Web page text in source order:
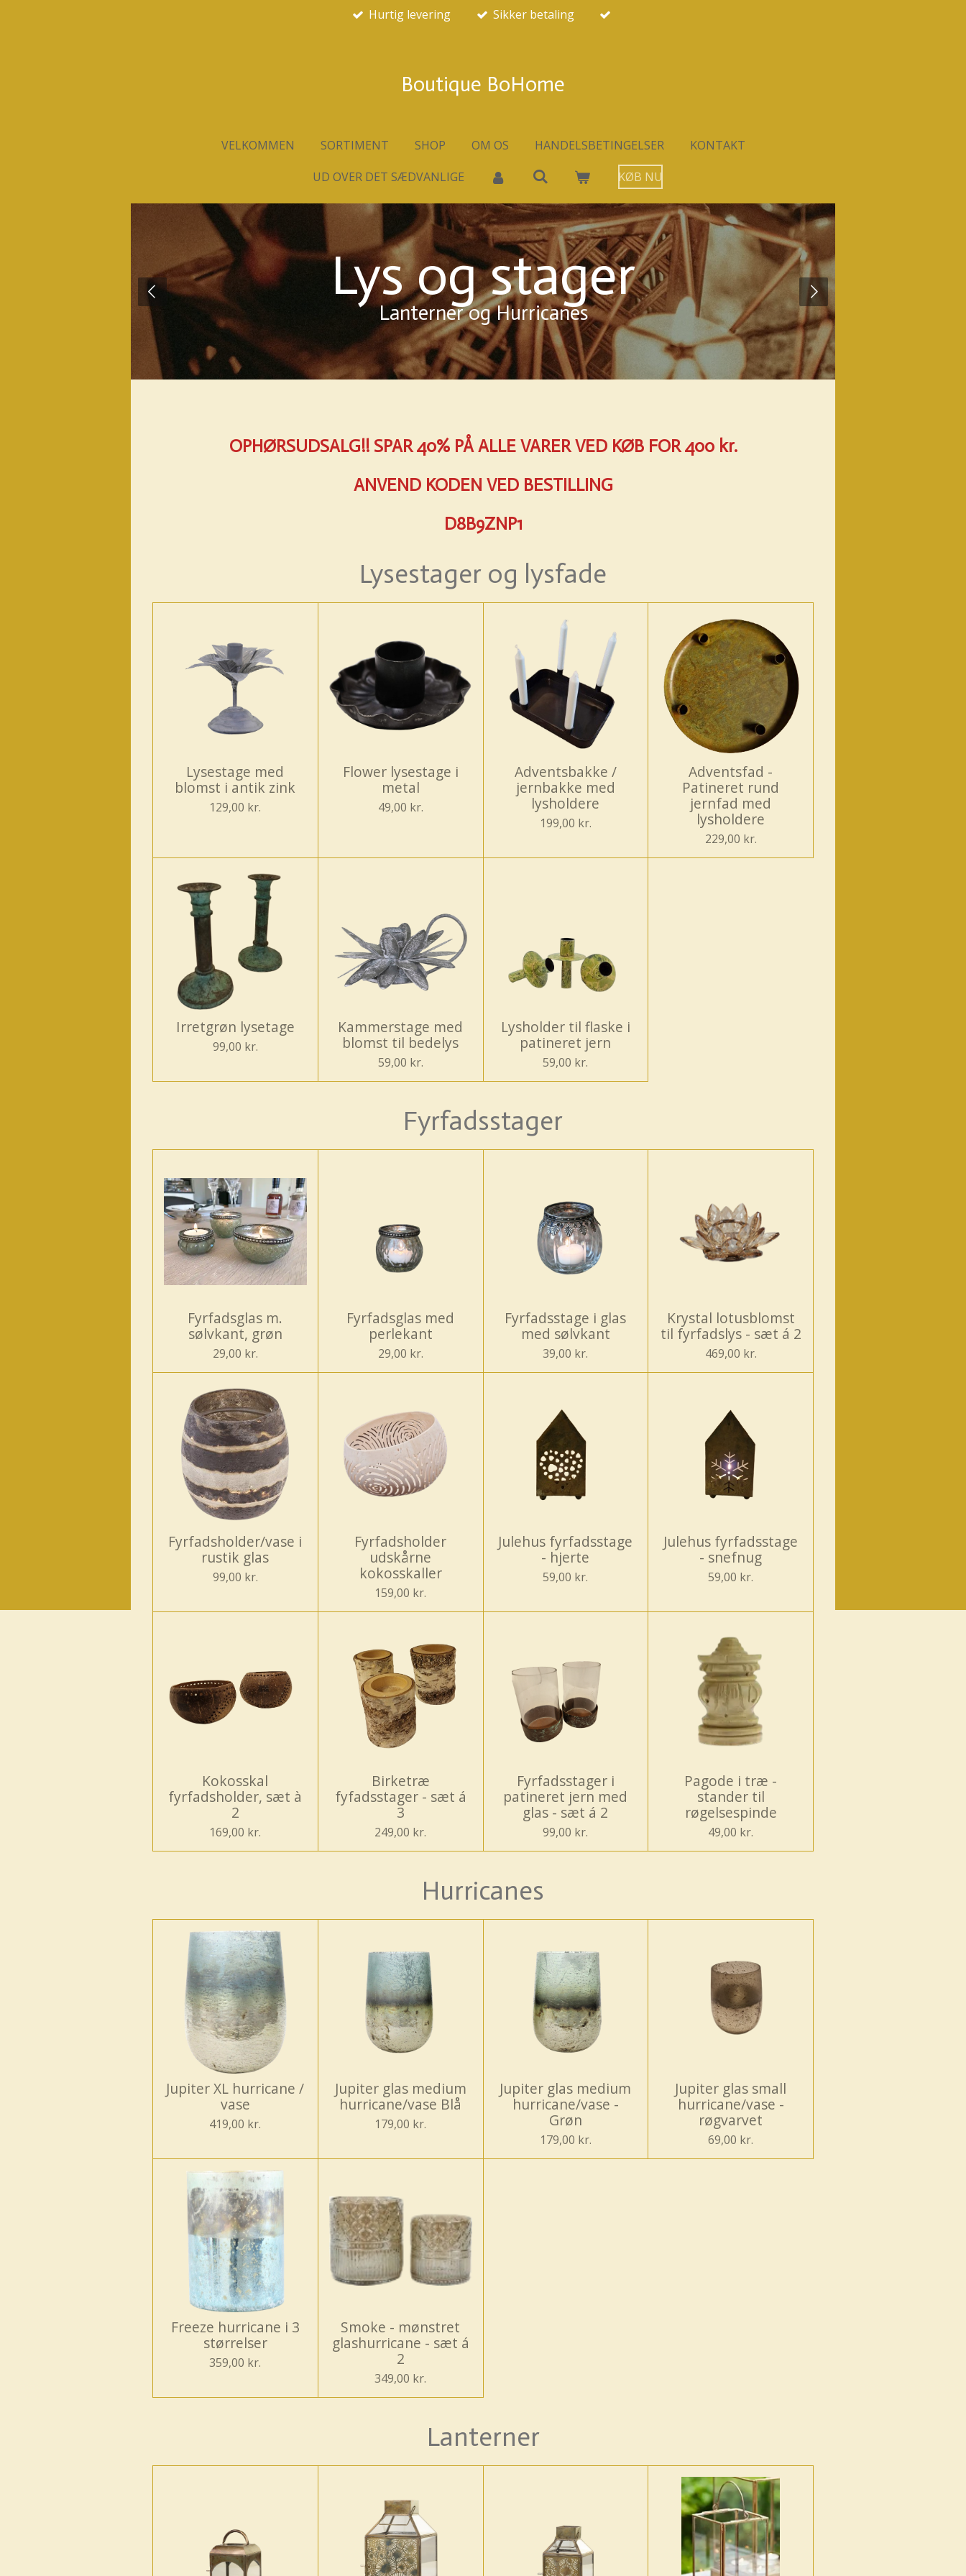
Hurtig levering Sikker betaling
Boutique BoHome
VELKOMMEN SORTIMENT SHOP OM OS HANDELSBETINGELSER
KONTAKT
UD OVER DET SÆDVANLIGE
KØB NU
Lys og stager
Lanterner og Hurricanes
OPHØRSUDSALG!! SPAR 40% PÅ ALLE VARER VED KØB FOR 400 kr.
ANVEND KODEN VED BESTILLING
D8B9ZNP1
Lysestager og lysfade
Lysestage med
blomst i antik zink
129,00 kr.
Flower lysestage i
metal
49,00 kr.
Adventsbakke /
jernbakke med
lysholdere
199,00 kr.
Adventsfad -
Patineret rund
jernfad med
lysholdere
229,00 kr.
Irretgrøn lysetage
99,00 kr.
Kammerstage med
blomst til bedelys
59,00 kr.
Lysholder til flaske i
patineret jern
59,00 kr.
Fyrfadsstager
Fyrfadsglas m.
sølvkant, grøn
29,00 kr.
Fyrfadsglas med
perlekant
29,00 kr.
Fyrfadsstage i glas
med sølvkant
39,00 kr.
Krystal lotusblomst
til fyrfadslys - sæt á 2
469,00 kr.
Fyrfadsholder/vase i
rustik glas
99,00 kr.
Fyrfadsholder
udskårne
kokosskaller
159,00 kr.
Julehus fyrfadsstage
- hjerte
59,00 kr.
Julehus fyrfadsstage
- snefnug
59,00 kr.
Kokosskal
fyrfadsholder, sæt à
2
169,00 kr.
Birketræ
fyfadsstager - sæt á
3
249,00 kr.
Fyrfadsstager i
patineret jern med
glas - sæt á 2
99,00 kr.
Pagode i træ -
stander til
røgelsespinde
49,00 kr.
Hurricanes
Jupiter XL hurricane /
vase
419,00 kr.
Jupiter glas medium
hurricane/vase Blå
179,00 kr.
Jupiter glas medium
hurricane/vase -
Grøn
179,00 kr.
Jupiter glas small
hurricane/vase -
røgvarvet
69,00 kr.
Freeze hurricane i 3
størrelser
359,00 kr.
Smoke - mønstret
glashurricane - sæt á
2
349,00 kr.
Lanterner